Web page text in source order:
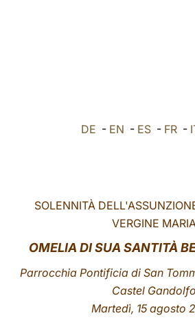
DE - EN - ES - FR -
SOLENNITÀ
VERGINE
OMELIA DI SUA SANTITÀ
Parrocchia Pontificia di San
Castel Gandolfo
Martedì, 15 agosto